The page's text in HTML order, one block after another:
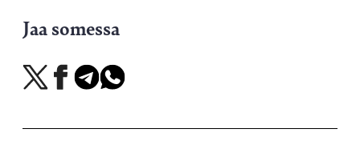
Jaa somessa
Jaa
X-
Jaa
Facebookissa
Jaa
Telegramissa
Jaa
WhatsAppissa